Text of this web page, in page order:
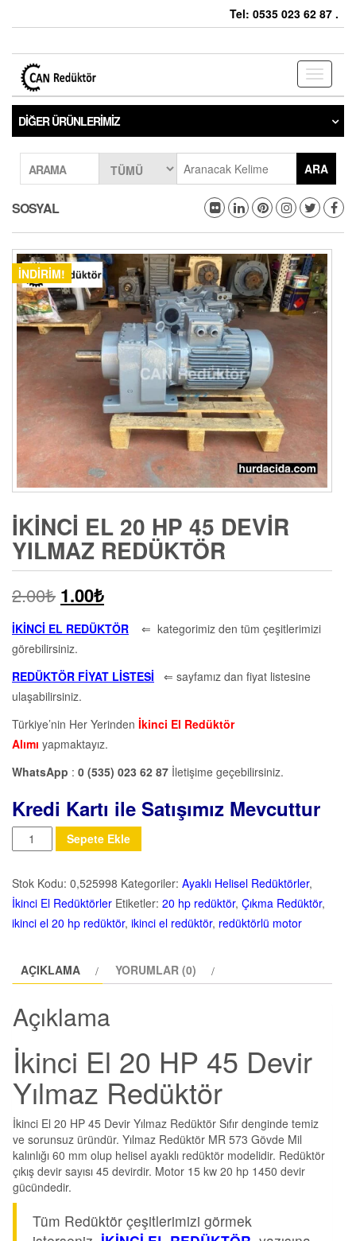
Tel: 0535 023 62 87 .
Toggle
DIĞER ÜRÜNLERIMIZ
ARAMA ARA
SOSYAL
İNDIRIM!
İKINCI EL 20 HP 45 DEVIR
YILMAZ REDÜKTÖR
2.00₺ 1.00₺
İKİNCİ EL REDÜKTÖR ⇐ kategorimiz den tüm çeşitlerimizi
görebilirsiniz.
REDÜKTÖR FİYAT LİSTESİ ⇐ sayfamız dan fiyat listesine
ulaşabilirsiniz.
Türkiye’nin Her Yerinden İkinci El Redüktör
Alımı yapmaktayız.
WhatsApp : 0 (535) 023 62 87 İletişime geçebilirsiniz.
Kredi Kartı ile Satışımız Mevcuttur
Miktar Sepete Ekle
Stok Kodu: 0,525998 Kategoriler: Ayaklı Helisel Redüktörler,
İkinci El Redüktörler Etiketler: 20 hp redüktör, Çıkma Redüktör,
ikinci el 20 hp redüktör, ikinci el redüktör, redüktörlü motor
AÇIKLAMA YORUMLAR (0)
Açıklama
İkinci El 20 HP 45 Devir
Yılmaz Redüktör
İkinci El 20 HP 45 Devir Yılmaz Redüktör Sıfır denginde temiz
ve sorunsuz üründür. Yılmaz Redüktör MR 573 Gövde Mil
kalınlığı 60 mm olup helisel ayaklı redüktör modelidir. Redüktör
çıkış devir sayısı 45 devirdir. Motor 15 kw 20 hp 1450 devir
gücündedir.
Tüm Redüktör çeşitlerimizi görmek